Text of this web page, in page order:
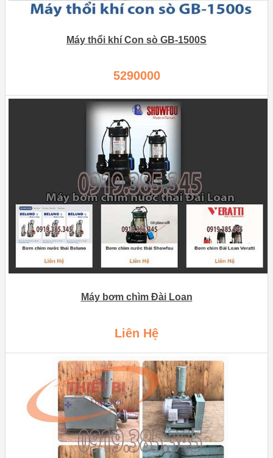
Máy thổi khí Con sò GB-1500S
5290000
Máy bơm chìm Đài Loan
Liên Hệ